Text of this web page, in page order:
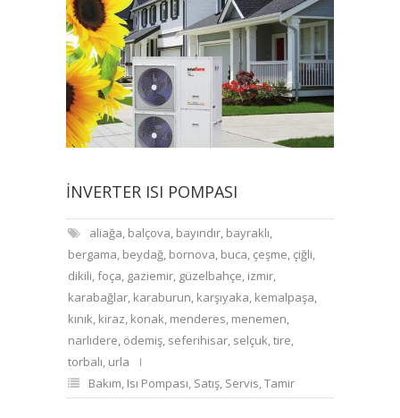
İNVERTER ISI POMPASI
aliağa, balçova, bayındır, bayraklı,
bergama, beydağ, bornova, buca, çeşme, çiğli,
dikili,foça, gaziemir, güzelbahçe, izmir,
karabağlar, karaburun, karşıyaka, kemalpaşa,
kınık, kiraz, konak, menderes, menemen,
narlıdere, ödemiş, seferihisar, selçuk,tire,
torbalı, urla
Bakım, Isı Pompası, Satış, Servis,Tamir